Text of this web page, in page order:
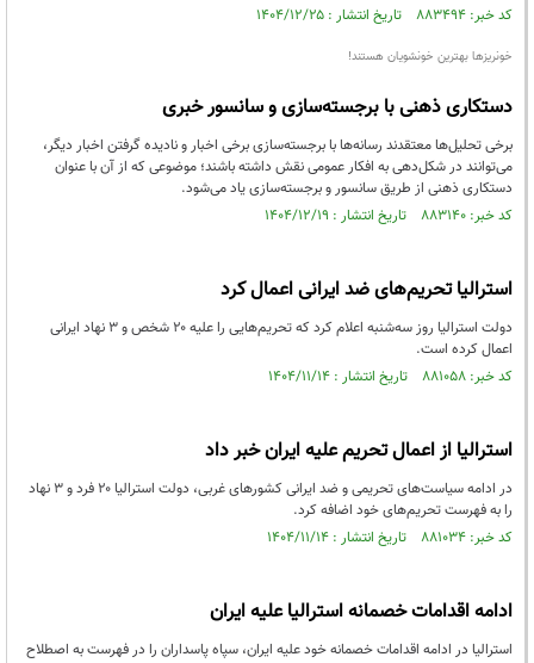
کد خبر: ۸۸۳۴۹۴ تاریخ انتشار : ۱۴۰۴/۱۲/۲۵
خونریزها بهترین خونشویان هستند!
دستکاری ذهنی با برجسته‌سازی و سانسور خبری
برخی تحلیل‌ها معتقدند رسانه‌ها با برجسته‌سازی برخی اخبار و نادیده گرفتن اخبار دیگر،
می‌توانند در شکل‌دهی به افکار عمومی نقش داشته باشند؛ موضوعی که از آن با عنوان
دستکاری ذهنی از طریق سانسور و برجسته‌سازی یاد می‌شود.
کد خبر: ۸۸۳۱۴۰ تاریخ انتشار : ۱۴۰۴/۱۲/۱۹
استرالیا تحریم‌های ضد ایرانی اعمال کرد
دولت استرالیا روز سه‌شنبه اعلام کرد که تحریم‌هایی را علیه ۲۰ شخص و ۳ نهاد ایرانی
اعمال کرده است.
کد خبر: ۸۸۱۰۵۸ تاریخ انتشار : ۱۴۰۴/۱۱/۱۴
استرالیا از اعمال تحریم علیه ایران خبر داد
در ادامه سیاست‌های تحریمی و ضد ایرانی کشورهای غربی، دولت استرالیا ۲۰ فرد و ۳ نهاد
را به فهرست تحریم‌های خود اضافه کرد.
کد خبر: ۸۸۱۰۳۴ تاریخ انتشار : ۱۴۰۴/۱۱/۱۴
ادامه اقدامات خصمانه استرالیا علیه ایران
استرالیا در ادامه اقدامات خصمانه خود علیه ایران، سپاه پاسداران را در فهرست به اصطلاح